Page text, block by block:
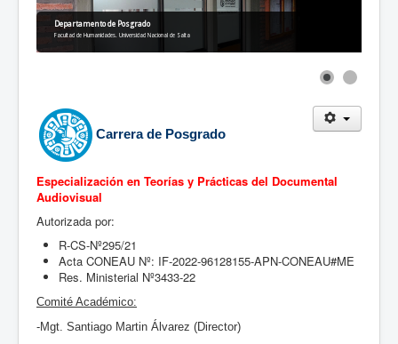
Departamento de Posgrado
Facultad de Humanidades. Universidad Nacional de Salta
Carrera de Posgrado
Especialización en Teorías y Prácticas del Documental
Audiovisual
Autorizada por:
R-CS-Nº295/21
Acta CONEAU Nº: IF-2022-96128155-APN-CONEAU#ME
Res. Ministerial Nº3433-22
Comité Académico:
-Mgt. Santiago Martin Álvarez (Director)